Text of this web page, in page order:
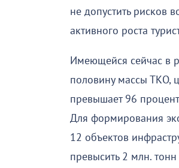
не допустить рисков
активного роста
Имеющейся сейчас в
половину массы ТКО,
превышает 96
Для формирования
12 объектов
превысить 2 млн.